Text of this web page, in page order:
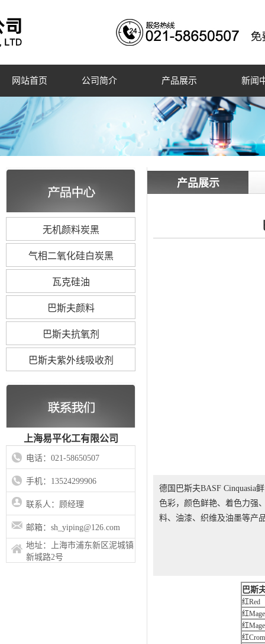
网站首页 公司简介 产品展示 新闻
无机颜料炭黑
气相二氧化硅白炭黑
瓦克硅油
巴斯夫颜料
巴斯夫抗氧剂
巴斯夫紫外线吸收剂
上海易平化工有限公司
电话：021-58650507
手机：13524299906
联系人：顾经理
邮箱：sh_yiping@126.com
地址：上海市浦东新区泥城镇
新城路2号
产品展示
德国巴斯夫BASF Cinquasia
色彩，颜色鲜艳、着色力强
料、油漆、织维及油墨等产
巴斯
红Red
红
红
红